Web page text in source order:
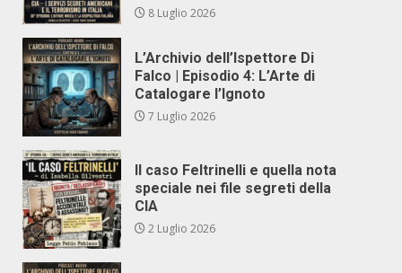
8 Luglio 2026
L’Archivio dell’Ispettore Di
Falco | Episodio 4: L’Arte di
Catalogare l’Ignoto
7 Luglio 2026
Il caso Feltrinelli e quella nota
speciale nei file segreti della
CIA
2 Luglio 2026